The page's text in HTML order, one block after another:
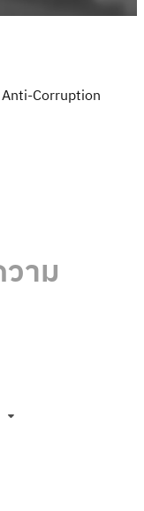
Anti-Corruption
าม